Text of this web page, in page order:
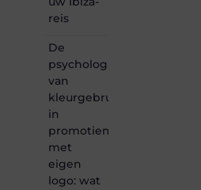
reis
De
psychologie
van
kleurgebruik
in
promotiemateriaal
met
eigen
logo: wat